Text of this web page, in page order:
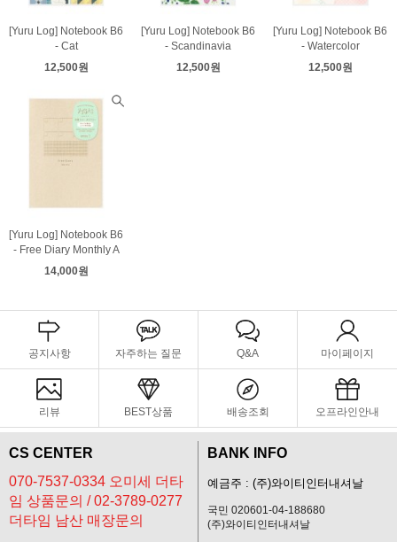
[Yuru Log] Notebook B6
- Cat
12,500원
[Yuru Log] Notebook B6
- Scandinavia
12,500원
[Yuru Log] Notebook B6
- Watercolor
12,500원
[Yuru Log] Notebook B6
- Free Diary Monthly A
14,000원
공지사항 자주하는 질문 Q&A 마이페이지
리뷰 BEST상품 배송조회 오프라인안내
CS CENTER
070-7537-0334 오미세 더타
임 상품문의 / 02-3789-0277
더타임 남산 매장문의
BANK INFO
예금주 : (주)와이티인터내셔날
국민 020601-04-188680
(주)와이티인터내셔날